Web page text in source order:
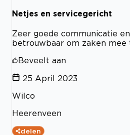
Netjes en servicegericht
Zeer goede communicatie
betrouwbaar om zaken mee
Beveelt aan
25 April 2023
Wilco
Heerenveen
delen